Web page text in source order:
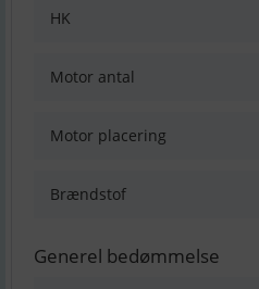
HK
Motor antal
Motor placering
Brændstof
Generel bedømmelse